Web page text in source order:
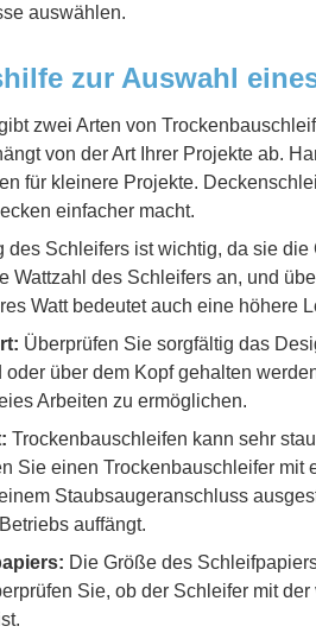
auswählen.
zur Auswahl
zwei Arten von
von der Art Ihrer Projekte ab.
für kleinere Projekte.
einfacher macht.
des Schleifers ist wichtig, da sie
Wattzahl des Schleifers an, und
Watt bedeutet auch eine höhere
Überprüfen Sie sorgfältig das
oder über dem Kopf gehalten
Arbeiten zu ermöglichen.
Trockenbauschleifen kann sehr
Sie einen Trockenbauschleifer
Staubsaugeranschluss
auffängt.
Die Größe des
Sie, ob der Schleifer mit